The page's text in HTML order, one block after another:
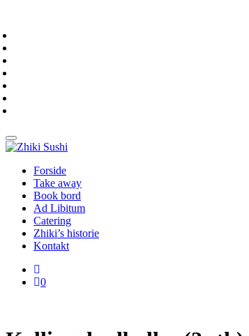
Forside
Take away
Book bord
Ad Libitum
Catering
Zhiki’s historie
Kontakt
0